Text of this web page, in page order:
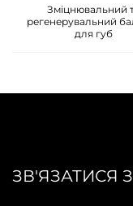
Зміцнювальний
регенерувальний
для губ
ЗВ'ЯЗАТИСЯ